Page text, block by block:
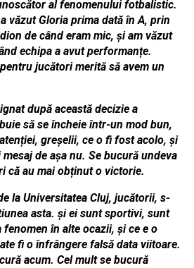
al fenomenului fotbalistic.
văzut Gloria prima dată în A, prin
de când eram mic, și am văzut
echipa a avut performanțe.
jucători merită să avem un
după această decizie a
să se încheie într-un mod bun,
greșelii, ce o fi fost acolo, și
de așa nu. Se bucură undeva
că au mai obținut o victorie.
la Universitatea Cluj, jucătorii, s-
asta. și ei sunt sportivi, sunt
în alte ocazii, și ce e o
fi o înfrângere falsă data viitoare.
acum. Cel mult se bucură